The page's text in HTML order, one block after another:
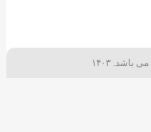
می باشد. ۱۴۰۳